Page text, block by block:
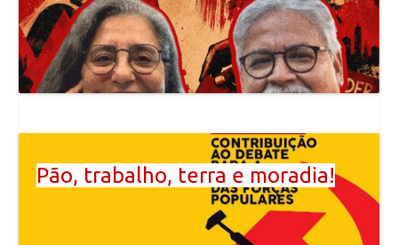
Pão, trabalho, terra e moradia!